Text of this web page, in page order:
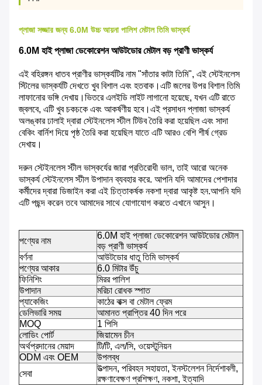
প্লাজা সজ্জার জন্য 6.0M উচ্চ আয়না পালিশ মেটাল তিমি ভাস্কর্য
6.0M হাই প্লাজা ডেকোরেশন আউটডোর মেটাল বড় প্রাণী ভাস্কর্য
এই বহিরঙ্গন ধাতব প্রাণীর ভাস্কর্যটির নাম "সাঁতার কাটা তিমি", এই স্টেইনলেস
স্টিলের ভাস্কর্যটি দেখতে খুব বিশাল এবং হতবাক।এটি জলের উপর বিশাল তিমি
লাফানোর ভঙ্গি দেখায়।ভিতরে এলইডি লাইট লাগানো হয়েছে, যখন এটি রাতে
জ্বলবে, এটি খুব চকচকে এবং আকর্ষণীয় হবে।এই প্রসাধন প্লাজা ভাস্কর্য
অলঙ্কার ঢালাই দ্বারা স্টেইনলেস স্টীল টিউব তৈরি করা হয়েছিল এবং সাদা
বেকিং বার্নিশ দিয়ে পৃষ্ঠ তৈরি করা হয়েছিল যাতে এটি আরও বেশি শীর্ষ গ্রেড
দেখায়।
দরুন স্টেইনলেস স্টীল ভাস্কর্যের জারা প্রতিরোধী ভাল, তাই আরো অনেক
ভাস্কর্য স্টেইনলেস স্টীল উপাদান ব্যবহার করে. আপনি যদি আমাদের পেশাদার
কর্মীদের দ্বারা ডিজাইন করা এই চিত্তাকর্ষক নকশা দ্বারা আকৃষ্ট হন.আপনি যদি
এটি পছন্দ করেন তবে আমাদের সাথে যোগাযোগ করতে এখানে আসুন।
পণ্যের নাম
6.0M হাই প্লাজা ডেকোরেশন আউটডোর মেটাল
বড় প্রাণী ভাস্কর্য
বর্ণনা
আউটডোর ধাতু তিমি ভাস্কর্য
পণ্যের আকার
6.0 মিটার উঁচু
ফিনিশিং
মিরর পালিশ
উপাদান
মরিচা রোধক স্পাত
প্যাকেজিং
কাঠের বাক্স বা মেটাল ফ্রেম
ডেলিভারি সময়
আমানত প্রাপ্তির 40 দিন পরে
MOQ
1 পিসি
লোডিং পোর্ট
জিয়ামেন চীন
অর্থপ্রদানের মেয়াদ
টি/টি, এল/সি, ওয়েস্টুনিয়ন
ODM এবং OEM
উপলব্ধ
সেবা
উত্পাদন, পরিবহন সহায়তা, ইনস্টলেশন নির্দেশাবলী,
রক্ষণাবেক্ষণ প্রশিক্ষণ, নকশা, ইত্যাদি